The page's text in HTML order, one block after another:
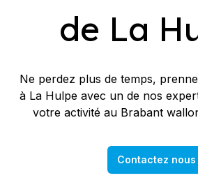
de La
Ne perdez plus de temps,
à La Hulpe avec un de nos
votre activité au Brabant
Contactez nous